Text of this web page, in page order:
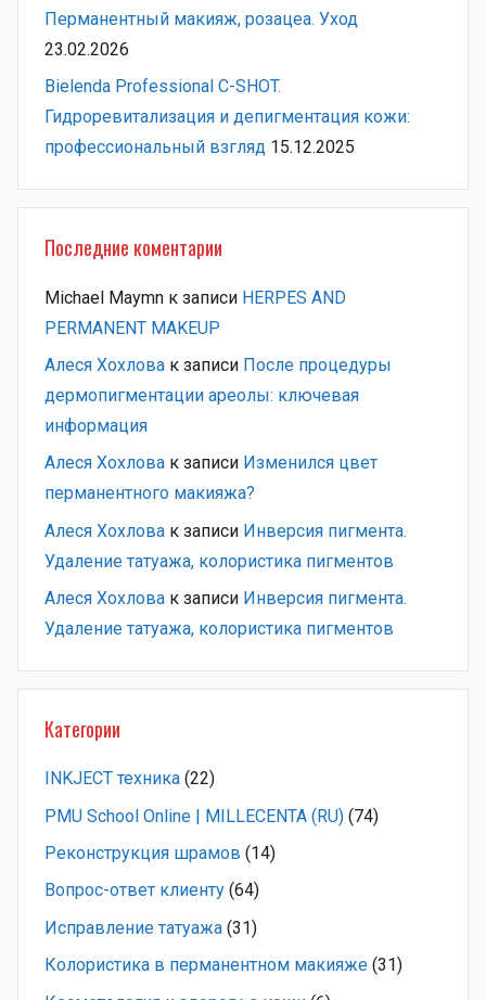
Перманентный макияж, розацеа. Уход
23.02.2026
Bielenda Professional C-SHOT.
Гидроревитализация и депигментация кожи:
профессиональный взгляд 15.12.2025
Последние коментарии
Michael Maymn к записи HERPES AND
PERMANENT MAKEUP
Алеся Хохлова к записи После процедуры
дермопигментации ареолы: ключевая
информация
Алеся Хохлова к записи Изменился цвет
перманентного макияжа?
Алеся Хохлова к записи Инверсия пигмента.
Удаление татуажа, колористика пигментов
Алеся Хохлова к записи Инверсия пигмента.
Удаление татуажа, колористика пигментов
Категории
INKJECT техника (22)
PMU School Online | MILLECENTA (RU) (74)
Pеконструкция шрамов (14)
Вопрос-ответ клиенту (64)
Исправление татуажа (31)
Колористика в перманентном макияже (31)